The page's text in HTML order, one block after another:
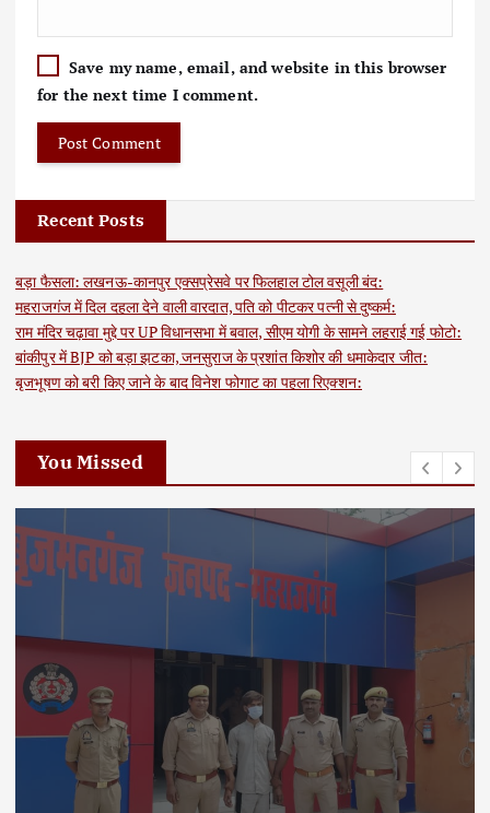
Save my name, email, and website in this browser
for the next time I comment.
Recent Posts
बड़ा फैसला: लखनऊ-कानपुर एक्सप्रेसवे पर फिलहाल टोल वसूली बंद:
महराजगंज में दिल दहला देने वाली वारदात, पति को पीटकर पत्नी से दुष्कर्म:
राम मंदिर चढ़ावा मुद्दे पर UP विधानसभा में बवाल, सीएम योगी के सामने लहराई गई फोटो:
बांकीपुर में BJP को बड़ा झटका, जनसुराज के प्रशांत किशोर की धमाकेदार जीत:
बृजभूषण को बरी किए जाने के बाद विनेश फोगाट का पहला रिएक्शन:
You Missed